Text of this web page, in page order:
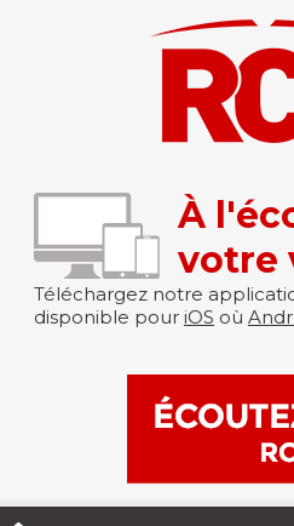
À
votre
Téléchargez notre
disponible pour iOS où